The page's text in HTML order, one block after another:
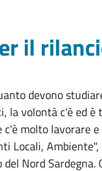
il
devono
volontà c'è ed è
molto lavorare
Locali,
Nord